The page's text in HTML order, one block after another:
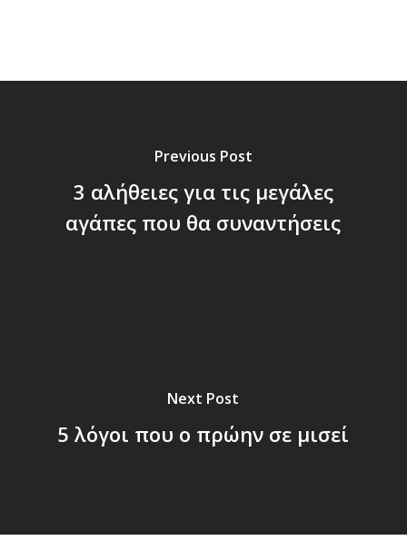
Previous Post
3 αλήθειες για τις μεγάλες
αγάπες που θα συναντήσεις
Next Post
5 λόγοι που ο πρώην σε μισεί